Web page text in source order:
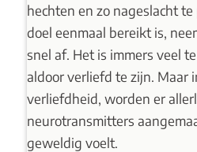
hechten en zo nageslacht
doel eenmaal bereikt is,
snel af. Het is immers veel
aldoor verliefd te zijn. Maar
verliefdheid, worden er
neurotransmitters
geweldig voelt.